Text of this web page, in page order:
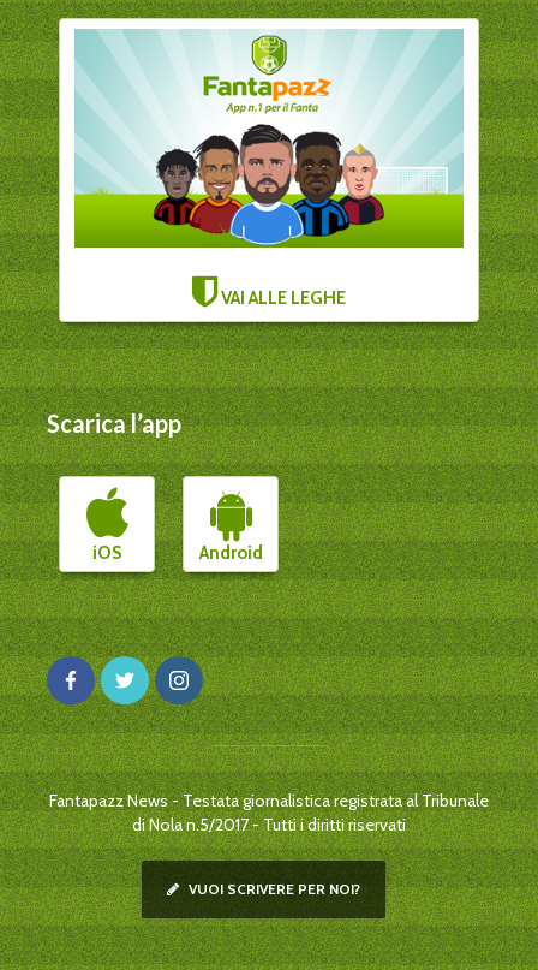
VAI ALLE LEGHE
Scarica l’app
iOS Android
Fantapazz News - Testata giornalistica registrata al Tribunale
di Nola n.5/2017 - Tutti i diritti riservati
VUOI SCRIVERE PER NOI?